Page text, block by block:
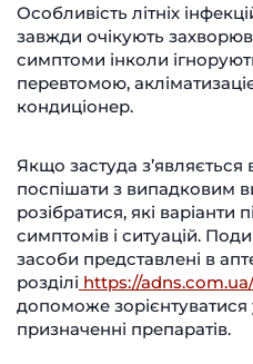
Особливість літніх
завжди очікують
симптоми інколи
перевтомою,
кондиціонер.
Якщо застуда з’являється
поспішати з випадковим
розібратися, які варіанти
симптомів і ситуацій.
засоби представлені в
розділі https://
допоможе зорієнтуватися
призначенні препаратів.